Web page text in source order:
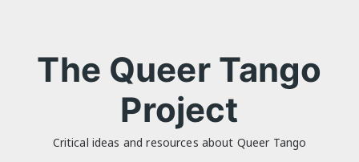
The Queer Tango
Project
Critical ideas and resources about Queer Tango